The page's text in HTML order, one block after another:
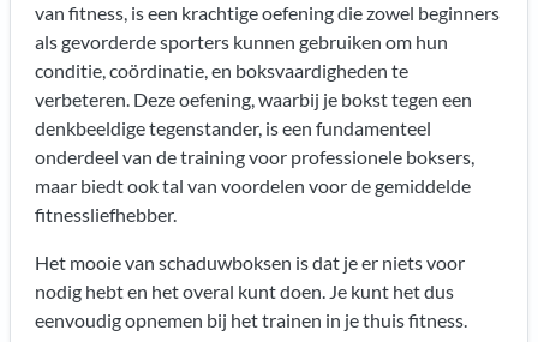
van fitness, is een krachtige oefening die zowel beginners
als gevorderde sporters kunnen gebruiken om hun
conditie, coördinatie, en boksvaardigheden te
verbeteren. Deze oefening, waarbij je bokst tegen een
denkbeeldige tegenstander, is een fundamenteel
onderdeel van de training voor professionele boksers,
maar biedt ook tal van voordelen voor de gemiddelde
fitnessliefhebber.
Het mooie van schaduwboksen is dat je er niets voor
nodig hebt en het overal kunt doen. Je kunt het dus
eenvoudig opnemen bij het trainen in jethuis fitness.